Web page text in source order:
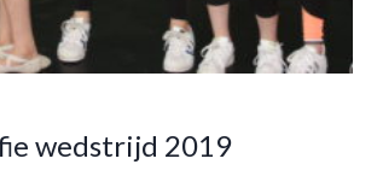
wedstrijd 2019